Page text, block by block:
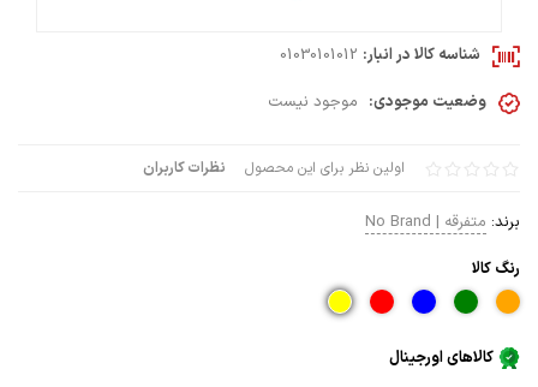
اولین نظر برای این محصول نظرات کاربران
برند: متفرقه | No Brand
رنگ كالا
کالاهای اورجینال
شناسه کالا در انبار: 01030101012
وضعیت موجودی: موجود نیست